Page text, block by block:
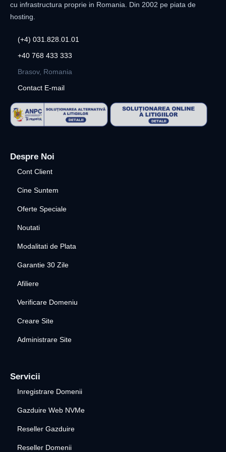
cu infrastructura proprie in Romania. Din 2002 pe piata de
hosting.
(+4) 031.828.01.01
+40 768 433 333
Brasov, Romania
Contact E-mail
Despre Noi
Cont Client
Cine Suntem
Oferte Speciale
Noutati
Modalitati de Plata
Garantie 30 Zile
Afiliere
Verificare Domeniu
Creare Site
Administrare Site
Servicii
Inregistrare Domenii
Gazduire Web NVMe
Reseller Gazduire
Reseller Domenii